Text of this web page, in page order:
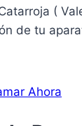
(
de tu
Ahora